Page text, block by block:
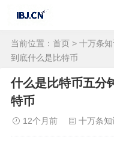
当前位置： 首页 > 十万条知
到底什么是比特币
什么是比特币五分
特币
12个月前 十万条知